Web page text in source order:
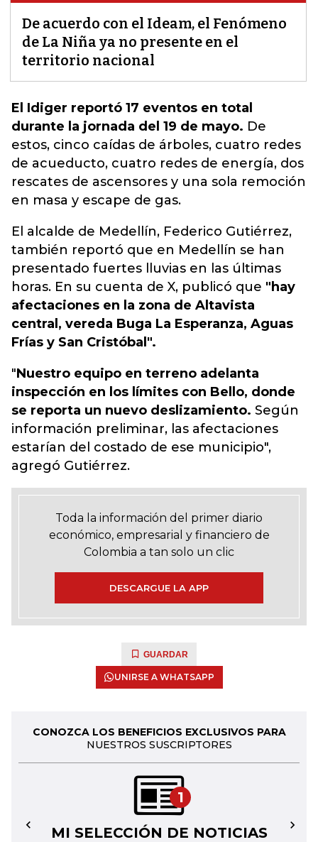
De acuerdo con el Ideam, el Fenómeno
de La Niña ya no presente en el
territorio nacional
El Idiger reportó 17 eventos en total
durante la jornada del 19 de mayo. De
estos, cinco caídas de árboles, cuatro redes
de acueducto, cuatro redes de energía, dos
rescates de ascensores y una sola remoción
en masa y escape de gas.
El alcalde de Medellín, Federico Gutiérrez,
también reportó que en Medellín se han
presentado fuertes lluvias en las últimas
horas. En su cuenta de X, publicó que "hay
afectaciones en la zona de Altavista
central, vereda Buga La Esperanza, Aguas
Frías y San Cristóbal".
"Nuestro equipo en terreno adelanta
inspección en los límites con Bello, donde
se reporta un nuevo deslizamiento. Según
información preliminar, las afectaciones
estarían del costado de ese municipio",
agregó Gutiérrez.
Toda la información del primer diario
económico, empresarial y financiero de
Colombia a tan solo un clic
DESCARGUE LA APP
GUARDAR
UNIRSE A WHATSAPP
CONOZCA LOS BENEFICIOS EXCLUSIVOS PARA
NUESTROS SUSCRIPTORES
1
MI SELECCIÓN DE NOTICIAS
← →